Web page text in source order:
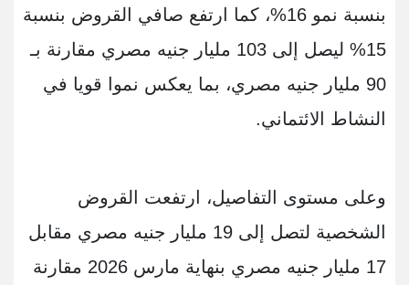
بنسبة نمو 16%، كما ارتفع صافي القروض بنسبة
15% ليصل إلى 103 مليار جنيه مصري مقارنة بـ
90 مليار جنيه مصري، بما يعكس نموا قويا في
النشاط الائتماني.
وعلى مستوى التفاصيل، ارتفعت القروض
الشخصية لتصل إلى 19 مليار جنيه مصري مقابل
17 مليار جنيه مصري بنهاية مارس 2026 مقارنة